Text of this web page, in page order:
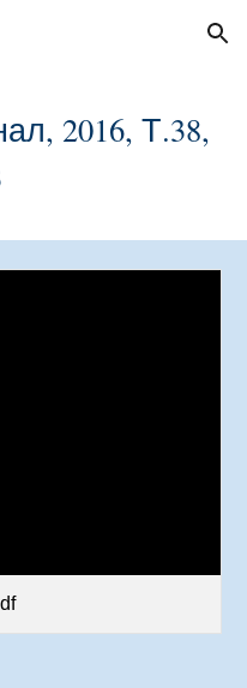
Skip to navigation
2016, Т.38,